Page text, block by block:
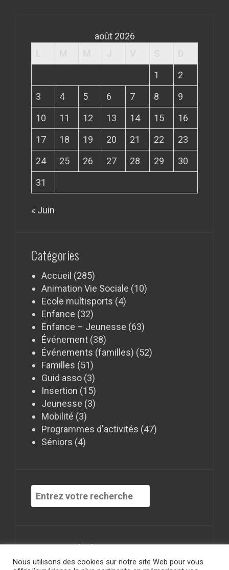
août 2026
1
2
3
4 5 6 7 8
9
10
11 12 13 14 15
16
17
18 19 20 21 22
23
24
25 26 27 28 29
30
31
« Juin
Catégories
Accueil (285)
Animation Vie Sociale (10)
Ecole multisports (4)
Enfance (32)
Enfance – Jeunesse (63)
Événement (38)
Événements (familles) (52)
Familles (51)
Guid asso (3)
Insertion (15)
Jeunesse (3)
Mobilité (3)
Programmes d'activités (47)
Séniors (4)
Recherche
pour
Mentions Légales
Nous utilisons des cookies sur notre site Web pour vous